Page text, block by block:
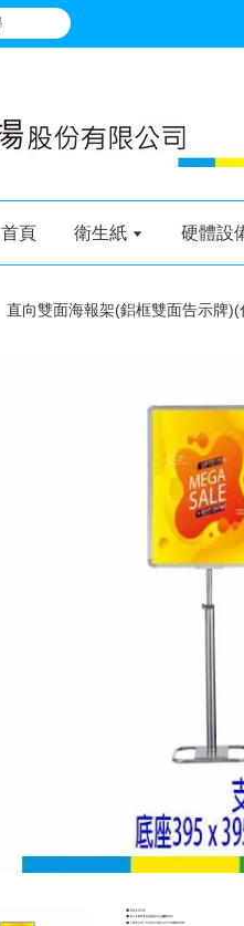
首頁 衛生紙 硬體設
直向雙面海報架(鋁框雙面告示牌